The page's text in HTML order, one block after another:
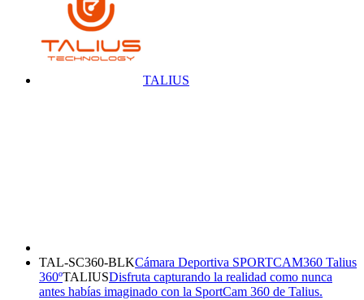
TALIUS
TAL-SC360-BLKCámara Deportiva SPORTCAM360 Talius
360ºTALIUSDisfruta capturando la realidad como nunca
antes habías imaginado con la SportCam 360 de Talius.